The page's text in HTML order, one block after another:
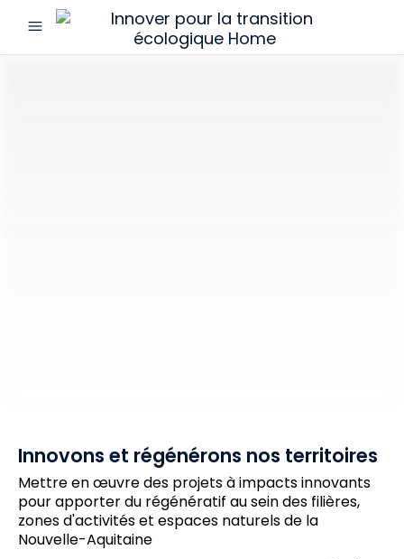
menu
Innover
Innovons et régénérons nos territoires
Mettre en œuvre des projets à impacts innovants
pour apporter du régénératif au sein des filières,
zones d'activités et espaces naturels de la
Nouvelle-Aquitaine